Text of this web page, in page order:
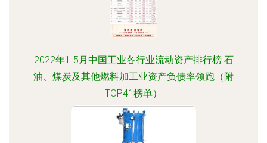
2022年1-5月中国工业各行业流动资产排行榜 石
油、煤炭及其他燃料加工业资产负债率领跑（附
TOP41榜单）